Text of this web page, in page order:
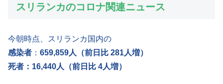
スリランカのコロナ関連ニュース
今朝時点、スリランカ国内の
感染者 ： 659,859人（前日比 281人増）
死者：16,440人（前日比 4人増）